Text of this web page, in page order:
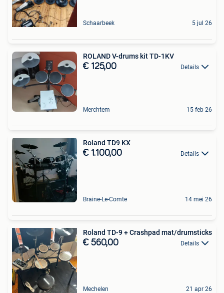
Schaarbeek 5 jul 26
ROLAND V-drums kit TD-1KV
€ 125,00 Details
Merchtem 15 feb 26
Roland TD9 KX
€ 1.100,00 Details
Braine-Le-Comte 14 mei 26
Roland TD-9 + Crashpad mat/drumsticks
€ 560,00 Details
Mechelen 21 apr 26